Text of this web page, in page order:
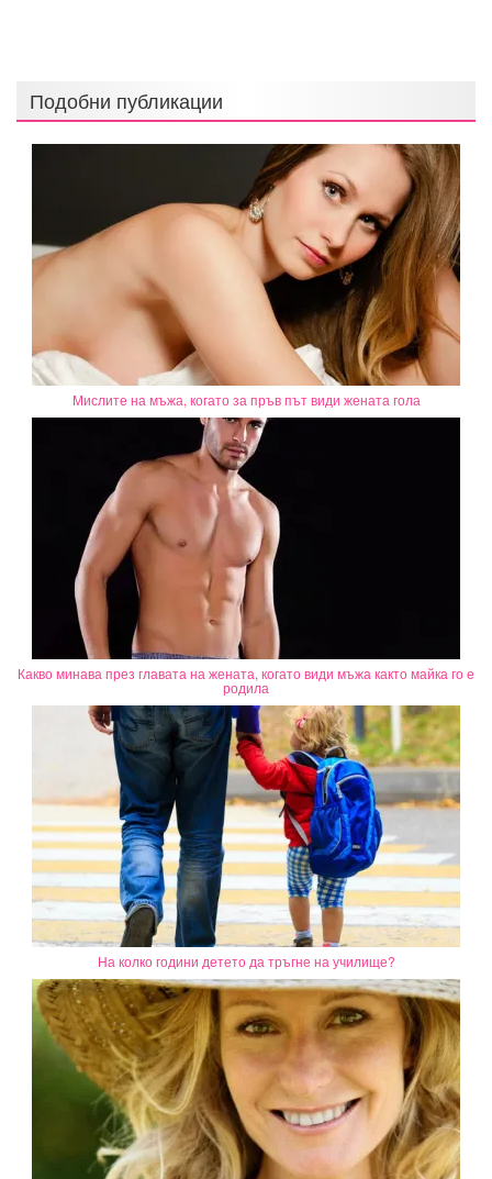
Подобни публикации
Мислите на мъжа, когато за пръв път види жената гола
Какво минава през главата на жената, когато види мъжа както майка го е
родила
На колко години детето да тръгне на училище?